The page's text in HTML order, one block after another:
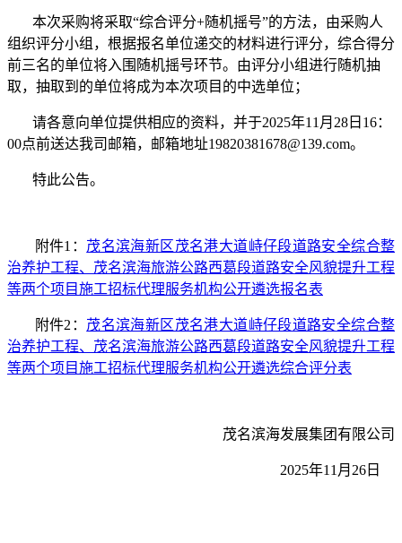
本次采购将采取“综合评分+随机摇号”的方法， 由采购人
组织评分小组，根据报名单位递交的材料进行评分，综合得分
前三名的单位将入围随机摇号环节。由评分小组进行随机抽
取，抽取到的单位将成为本次项目的中选单位；
请各意向单位提供相应的资料，并于2025年11 月 28 日 16：
00点前送达我司 邮箱，邮箱地址19820381678@139.com。
特此公告。
附件1： 茂名滨海新区茂名港大道峙仔段道路安全综合整
治养护工程、茂名滨海旅游公路西葛段道路安全风貌提升工程
等两个项目施工招标代理服务机构公开遴选报名表
附件2： 茂名滨海新区茂名港大道峙仔段道路安全综合整
治养护工程、茂名滨海旅游公路西葛段道路安全风貌提升工程
等两个项目施工招标代理服务机构公开遴选综合评分表
茂名滨海发展集团有限公司
2025年11 月 26 日